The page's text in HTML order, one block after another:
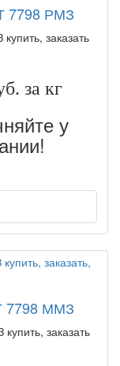
7798 РМЗ
заказать
за кг
у
7798 ММЗ
заказать